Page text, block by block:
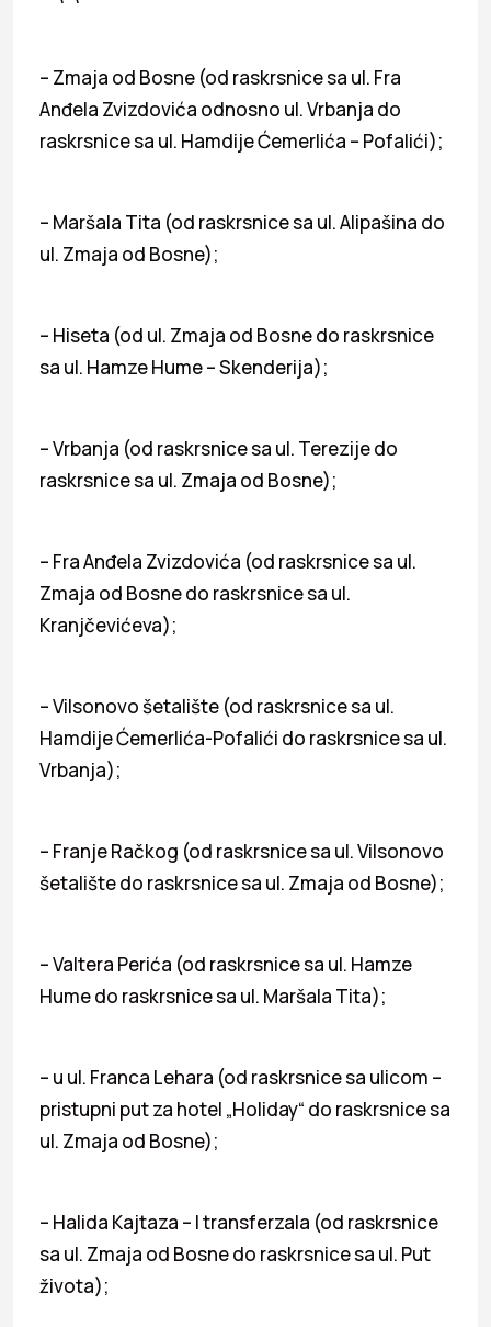
– Zmaja od Bosne (od raskrsnice sa ul. Fra
Anđela Zvizdovića odnosno ul. Vrbanja do
raskrsnice sa ul. Hamdije Ćemerlića – Pofalići);
– Maršala Tita (od raskrsnice sa ul. Alipašina do
ul. Zmaja od Bosne);
– Hiseta (od ul. Zmaja od Bosne do raskrsnice
sa ul. Hamze Hume – Skenderija);
– Vrbanja (od raskrsnice sa ul. Terezije do
raskrsnice sa ul. Zmaja od Bosne);
– Fra Anđela Zvizdovića (od raskrsnice sa ul.
Zmaja od Bosne do raskrsnice sa ul.
Kranjčevićeva);
– Vilsonovo šetalište (od raskrsnice sa ul.
Hamdije Ćemerlića-Pofalići do raskrsnice sa ul.
Vrbanja);
– Franje Račkog (od raskrsnice sa ul. Vilsonovo
šetalište do raskrsnice sa ul. Zmaja od Bosne);
– Valtera Perića (od raskrsnice sa ul. Hamze
Hume do raskrsnice sa ul. Maršala Tita);
– u ul. Franca Lehara (od raskrsnice sa ulicom –
pristupni put za hotel „Holiday“ do raskrsnice sa
ul. Zmaja od Bosne);
– Halida Kajtaza – I transferzala (od raskrsnice
sa ul. Zmaja od Bosne do raskrsnice sa ul. Put
života);